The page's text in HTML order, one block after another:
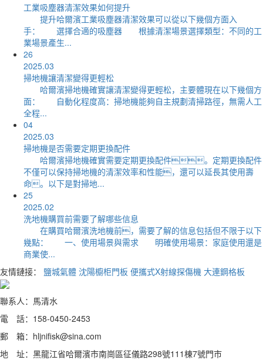
工業吸塵器清潔效果如何提升
提升哈爾濱工業吸塵器清潔效果可以從以下幾個方面入
手： 選擇合適的吸塵器 根據清潔場景選擇類型：不同的工
業場景產生...
26
2025.03
掃地機讓清潔變得更輕松
哈爾濱掃地機確實讓清潔變得更輕松，主要體現在以下幾個方
面： 自動化程度高：掃地機能夠自主規劃清掃路徑，無需人工
全程...
04
2025.03
掃地機是否需要定期更換配件
哈爾濱掃地機確實需要定期更換配件。定期更換配件
不僅可以保持掃地機的清潔效率和性能，還可以延長其使用壽
命。以下是對掃地...
25
2025.02
洗地機購買前需要了解哪些信息
在購買哈爾濱洗地機前，需要了解的信息包括但不限于以下
幾點： 一、使用場景與需求 明確使用場景：家庭使用還是
商業使...
友情鏈接：
鹽城氣體 沈陽櫥柜門板 便攜式X射線探傷機 大連鋼格板
聯系人：馬清水
電 話：158-0450-2453
郵 箱：hljnifisk@sina.com
地 址：黑龍江省哈爾濱市南崗區征儀路298號111棟7號門市